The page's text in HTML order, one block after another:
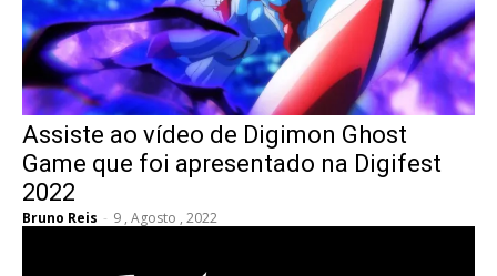
Assiste ao vídeo de Digimon Ghost
Game que foi apresentado na Digifest
2022
Bruno Reis - 9 , Agosto , 2022